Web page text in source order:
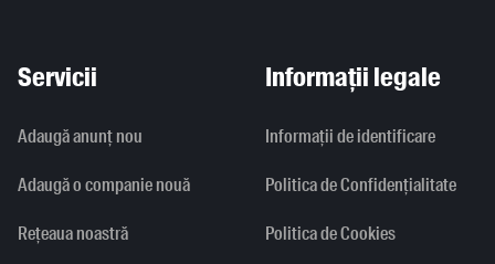
Servicii
Adaugă anunț nou
Adaugă o companie nouă
Rețeaua noastră
Informații legale
Informaţii de identificare
Politica de Confidențialitate
Politica de Cookies